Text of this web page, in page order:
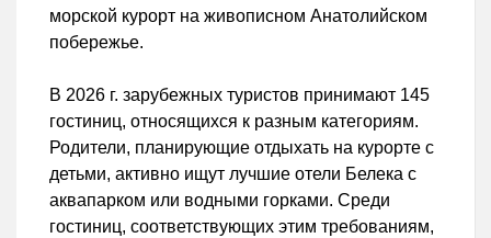
морской курорт на живописном Анатолийском
побережье.
В 2026 г. зарубежных туристов принимают 145
гостиниц, относящихся к разным категориям.
Родители, планирующие отдыхать на курорте с
детьми, активно ищут лучшие отели Белека с
аквапарком или водными горками. Среди
гостиниц, соответствующих этим требованиям,